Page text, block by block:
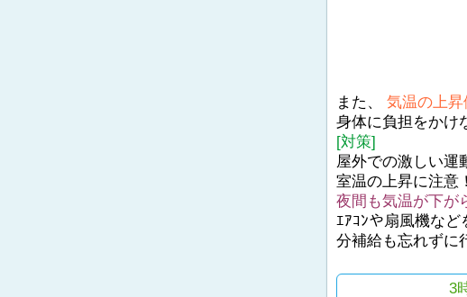
また、 気温の上
身体に負担をかけ
[対策]
屋外での激しい運
室温の上昇に注意
夜間も気温が下が
ｴｱｺﾝや扇風機な
分補給も忘れずに
3